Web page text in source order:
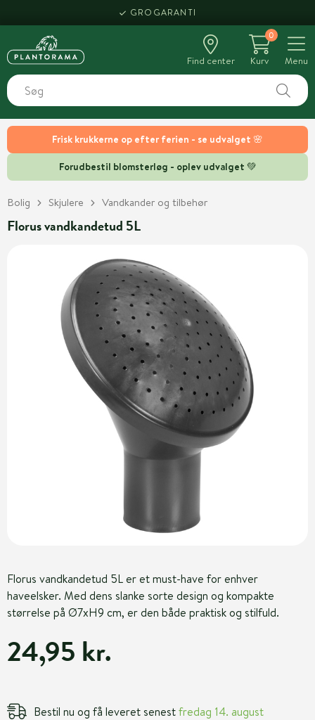
Frisk krukkerne op efter ferien - se udvalget 🌸
Forudbestil blomsterløg - oplev udvalget 💚
GROGARANTI
Find center
0
Kurv
Menu
Bolig Skjulere Vandkander og tilbehør
Florus vandkandetud 5L
Florus vandkandetud 5L er et must-have for enhver
haveelsker. Med dens slanke sorte design og kompakte
størrelse på Ø7xH9 cm, er den både praktisk og stilfuld.
24,95 kr.
Bestil nu og få leveret senestfredag 14. august